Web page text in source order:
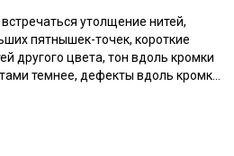
утолщение нитей,
пятнышек-точек, короткие
другого цвета, тон вдоль кромки
темнее, дефекты вдоль кромки
браком не являются. Ширина
ткань из 100 % хлопка с